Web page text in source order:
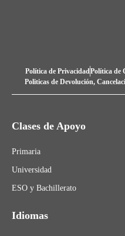
Política de PrivacidadPolítica de
Politicas de Devolución,
Clases de Apoyo
Primaria
Universidad
ESO y Bachillerato
Idiomas